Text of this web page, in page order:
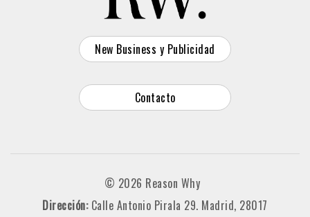
New Business y Publicidad
Contacto
© 2026 Reason Why
Dirección: Calle Antonio Pirala 29. Madrid, 28017